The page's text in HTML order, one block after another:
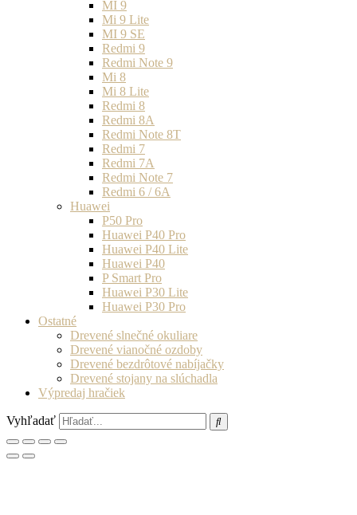
MI 9
Mi 9 Lite
MI 9 SE
Redmi 9
Redmi Note 9
Mi 8
Mi 8 Lite
Redmi 8
Redmi 8A
Redmi Note 8T
Redmi 7
Redmi 7A
Redmi Note 7
Redmi 6 / 6A
Huawei
P50 Pro
Huawei P40 Pro
Huawei P40 Lite
Huawei P40
P Smart Pro
Huawei P30 Lite
Huawei P30 Pro
Ostatné
Drevené slnečné okuliare
Drevené vianočné ozdoby
Drevené bezdrôtové nabíjačky
Drevené stojany na slúchadla
Výpredaj hračiek
Vyhľadať